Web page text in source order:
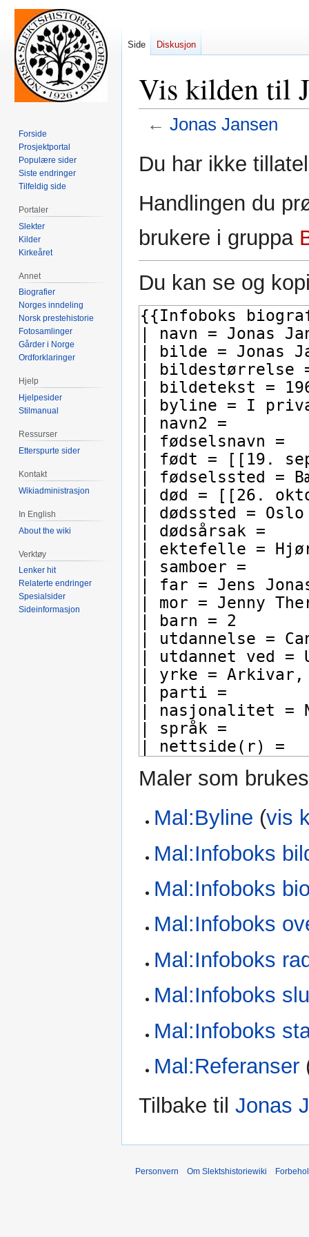
Vis kilden til
← Jonas Jansen
til
til
Du har ikke
Handlingen du
brukere i gruppa
Du kan se og
Maler som
Mal:Byline (vis
Mal:Infoboks
Mal:Infoboks
Mal:Infoboks
Mal:Infoboks
Mal:Infoboks
Mal:Infoboks
Mal:Referanser
Tilbake til Jonas
Side Diskusjon
Forside
Prosjektportal
Populære sider
Siste endringer
Tilfeldig side
Portaler
Slekter
Kilder
Kirkeåret
Annet
Biografier
Norges inndeling
Norsk prestehistorie
Fotosamlinger
Gårder i Norge
Ordforklaringer
Hjelp
Hjelpesider
Stilmanual
Ressurser
Etterspurte sider
Kontakt
Wikiadministrasjon
In English
About the wiki
Verktøy
Lenker hit
Relaterte endringer
Spesialsider
Sideinformasjon
Personvern Om Slektshistoriewiki